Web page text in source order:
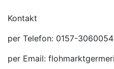
Kontakt
per Telefon: 0157-
per Email: